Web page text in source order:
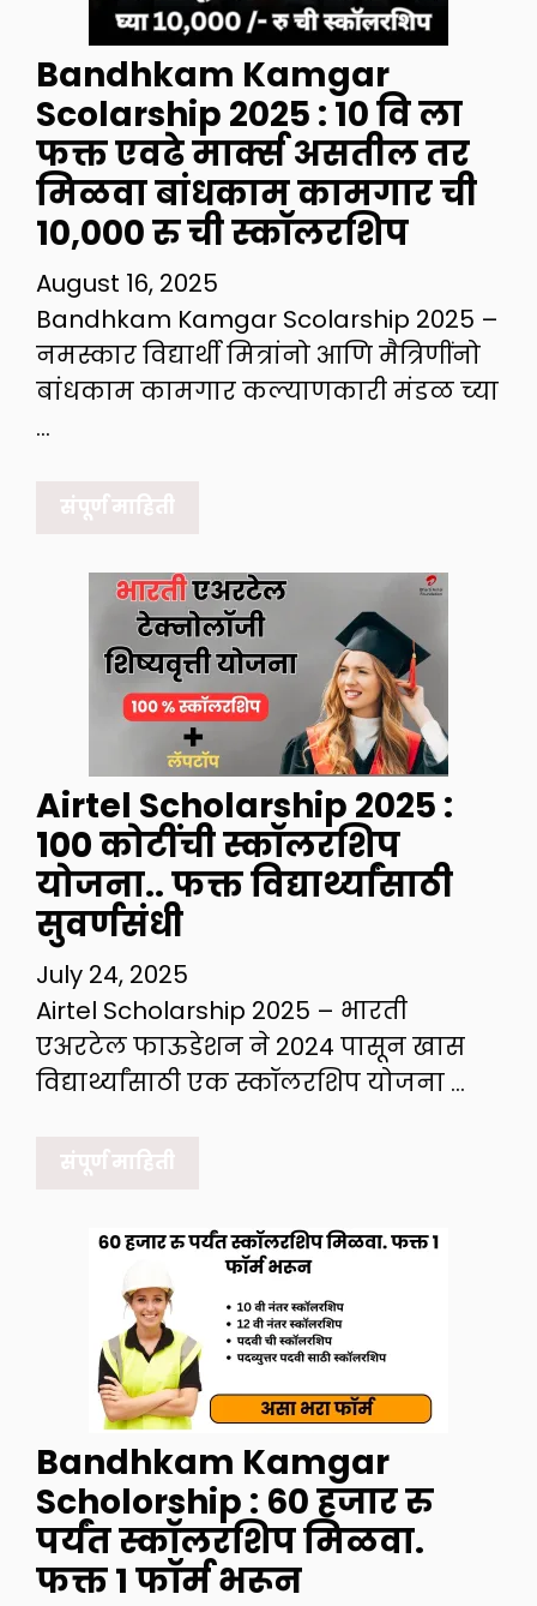
Bandhkam Kamgar
Scolarship 2025 : 10 वि ला
फक्त एवढे मार्क्स असतील तर
मिळवा बांधकाम कामगार ची
10,000 रु ची स्कॉलरशिप
August 16, 2025
Bandhkam Kamgar Scolarship 2025 –
नमस्कार विद्यार्थी मित्रांनो आणि मैत्रिणींनो
बांधकाम कामगार कल्याणकारी मंडळ च्या
…
संपूर्ण माहिती
Airtel Scholarship 2025 :
१०० कोटींची स्कॉलरशिप
योजना.. फक्त विद्यार्थ्यांसाठी
सुवर्णसंधी
July 24, 2025
Airtel Scholarship 2025 – भारती
एअरटेल फाऊडेशन ने 2024 पासून खास
विद्यार्थ्यांसाठी एक स्कॉलरशिप योजना …
संपूर्ण माहिती
Bandhkam Kamgar
Scholorship : 60 हजार रु
पर्यंत स्कॉलरशिप मिळवा.
फक्त 1 फॉर्म भरून